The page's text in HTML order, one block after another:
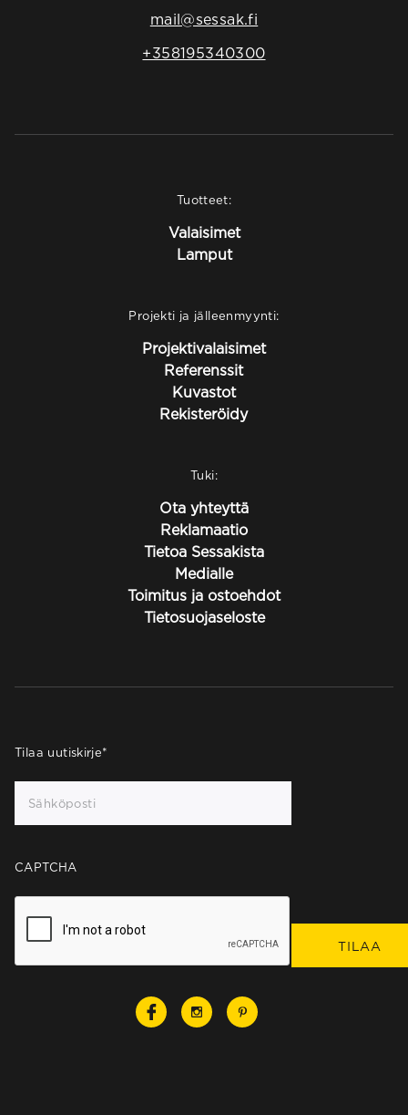
mail@sessak.fi
+358195340300
Tuotteet:
Valaisimet
Lamput
Projekti ja jälleenmyynti:
Projektivalaisimet
Referenssit
Kuvastot
Rekisteröidy
Tuki:
Ota yhteyttä
Reklamaatio
Tietoa Sessakista
Medialle
Toimitus ja ostoehdot
Tietosuojaseloste
Tilaa uutiskirje*
CAPTCHA